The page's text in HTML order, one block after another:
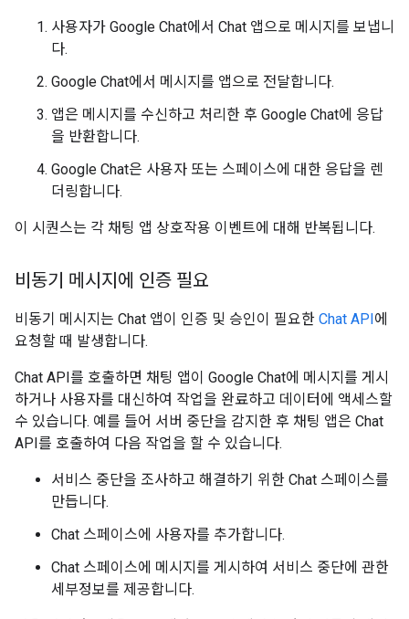
사용자가 Google Chat에서 Chat 앱으로 메시지를 보냅니
다.
Google Chat에서 메시지를 앱으로 전달합니다.
앱은 메시지를 수신하고 처리한 후 Google Chat에 응답
을 반환합니다.
Google Chat은 사용자 또는 스페이스에 대한 응답을 렌
더링합니다.
이 시퀀스는 각 채팅 앱 상호작용 이벤트에 대해 반복됩니다.
비동기 메시지에 인증 필요
비동기 메시지는 Chat 앱이 인증 및 승인이 필요한 Chat API에
요청할 때 발생합니다.
Chat API를 호출하면 채팅 앱이 Google Chat에 메시지를 게시
하거나 사용자를 대신하여 작업을 완료하고 데이터에 액세스할
수 있습니다. 예를 들어 서버 중단을 감지한 후 채팅 앱은 Chat
API를 호출하여 다음 작업을 할 수 있습니다.
서비스 중단을 조사하고 해결하기 위한 Chat 스페이스를
만듭니다.
Chat 스페이스에 사용자를 추가합니다.
Chat 스페이스에 메시지를 게시하여 서비스 중단에 관한
세부정보를 제공합니다.